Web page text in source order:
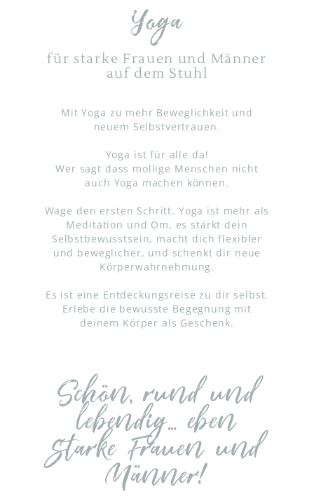
Yoga
für starke Frauen und Männer
auf dem Stuhl
Mit Yoga zu mehr Beweglichkeit und
neuem Selbstvertrauen.
Yoga ist für alle da!
Wer sagt dass mollige Menschen nicht
auch Yoga machen können.
Wage den ersten Schritt. Yoga ist mehr als
Meditation und Om, es stärkt dein
Selbstbewusstsein, macht dich flexibler
und beweglicher, und schenkt dir neue
Körperwahrnehmung.
Es ist eine Entdeckungsreise zu dir selbst.
Erlebe die bewusste Begegnung mit
deinem Körper als Geschenk.
Schön, rund und
lebendig… eben
starke Frauen und
Männer!